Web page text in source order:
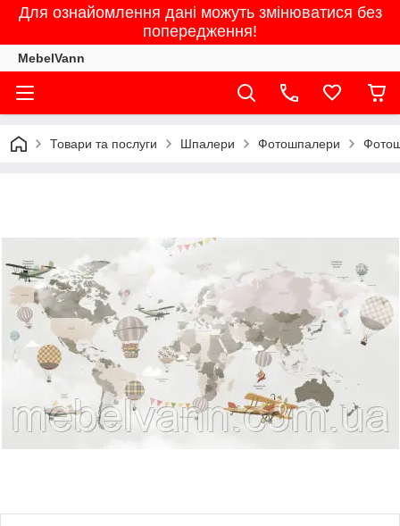
Для ознайомлення дані можуть змінюватися без
попередження!
MebelVann
Товари та послуги Шпалери Фотошпалери